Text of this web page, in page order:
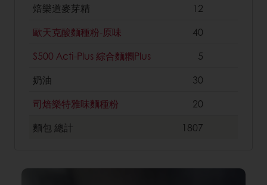
焙樂道麥芽精
12
歐天克酸麵種粉-原味
40
S500 Acti-Plus 綜合麵糰Plus
5
奶油
30
司焙樂特雅味麵種粉
20
麵包 總計 1807